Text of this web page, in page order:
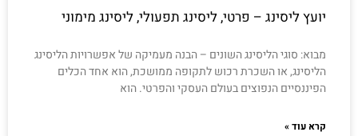
יועץ ליסינג – פרטי, ליסינג תפעולי, ליסינג מימוני
מבוא: סוגי הליסינג השונים – הבנה מעמיקה של אפשרויות הליסינג
הליסינג, או השכרת רכוש לתקופה ממושכת, הוא אחד הכלים
הפיננסיים הנפוצים בעולם העסקי והפרטי. הוא
קרא עוד »